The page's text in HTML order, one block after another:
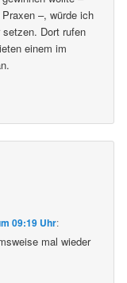
–, würde ich
Dort rufen
einem im
09:19 Uhr:
mal wieder